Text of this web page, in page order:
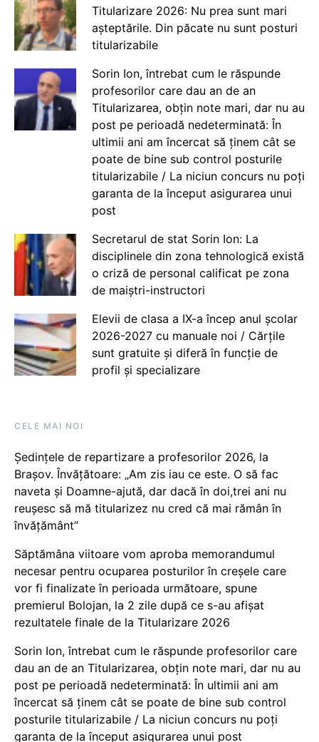
Titularizare 2026: Nu prea sunt mari
așteptările. Din păcate nu sunt posturi
titularizabile
Sorin Ion, întrebat cum le răspunde
profesorilor care dau an de an
Titularizarea, obțin note mari, dar nu au
post pe perioadă nedeterminată: În
ultimii ani am încercat să ținem cât se
poate de bine sub control posturile
titularizabile / La niciun concurs nu poți
garanta de la început asigurarea unui
post
Secretarul de stat Sorin Ion: La
disciplinele din zona tehnologică există
o criză de personal calificat pe zona
de maiștri-instructori
Elevii de clasa a IX-a încep anul școlar
2026-2027 cu manuale noi / Cărțile
sunt gratuite și diferă în funcție de
profil și specializare
CELE MAI NOI
Ședințele de repartizare a profesorilor 2026, la
Brașov. Învățătoare: „Am zis iau ce este. O să fac
naveta și Doamne-ajută, dar dacă în doi,trei ani nu
reușesc să mă titularizez nu cred că mai rămân în
învățământ”
Săptămâna viitoare vom aproba memorandumul
necesar pentru ocuparea posturilor în creșele care
vor fi finalizate în perioada următoare, spune
premierul Bolojan, la 2 zile după ce s-au afișat
rezultatele finale de la Titularizare 2026
Sorin Ion, întrebat cum le răspunde profesorilor care
dau an de an Titularizarea, obțin note mari, dar nu au
post pe perioadă nedeterminată: În ultimii ani am
încercat să ținem cât se poate de bine sub control
posturile titularizabile / La niciun concurs nu poți
garanta de la început asigurarea unui post